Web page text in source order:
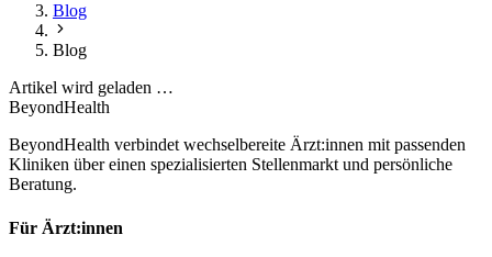
Blog
Blog
Artikel wird geladen …
BeyondHealth
BeyondHealth verbindet wechselbereite Ärzt:innen mit passenden
Kliniken über einen spezialisierten Stellenmarkt und persönliche
Beratung.
Für Ärzt:innen